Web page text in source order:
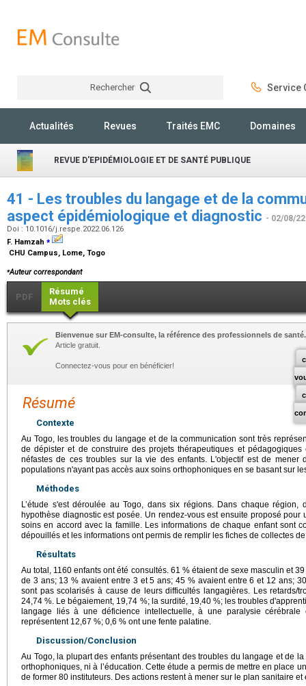
Rechercher Service
Actualités Revues Traités EMC Domaines
REVUE D'EPIDÉMIOLOGIE ET DE SANTÉ PUBLIQUE
41 - Les troubles du langage et de la
aspect épidémiologique et diagnostic - 02/08/22
Doi : 10.1016/j.respe.2022.06.126
F. Hamzah ⁎
CHU Campus, Lome, Togo
⁎Auteur correspondant
PDF
Résumé
Mots clés
Bienvenue sur EM-consulte, la référence des professionnels de santé.
Article gratuit.
Connectez-vous pour en bénéficier!
Résumé
Contexte
Au Togo, les troubles du langage et de la communication sont très
de dépister et de construire des projets thérapeutiques et
néfastes de ces troubles sur la vie des enfants. L'objectif est de mener
populations n'ayant pas accès aux soins orthophoniques en se basant sur
Méthodes
L’étude s'est déroulée au Togo, dans six régions. Dans chaque région,
hypothèse diagnostic est posée. Un rendez-vous est ensuite proposé
soins en accord avec la famille. Les informations de chaque enfant sont
dépouillés et les informations ont permis de remplir les fiches de collectes
Résultats
Au total, 1160 enfants ont été consultés. 61 % étaient de sexe masculin et
de 3 ans; 13 % avaient entre 3 et 5 ans; 45 % avaient entre 6 et 12 ans;
sont pas scolarisés à cause de leurs difficultés langagières. Les retards/
24,74 %. Le bégaiement, 19,74 %; la surdité, 19,40 %; les troubles
langage liés à une déficience intellectuelle, à une paralysie
représentent 12,67 %; 0,6 % ont une fente palatine.
Discussion/Conclusion
Au Togo, la plupart des enfants présentant des troubles du langage et de
orthophoniques, ni à l’éducation. Cette étude a permis de mettre en place
de former 80 instituteurs. Des actions restent à mener sur le plan sanitaire